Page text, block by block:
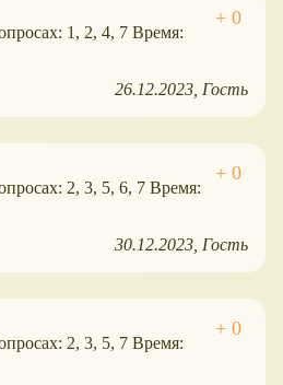
1, 2, 4, 7 Время:
26.12.2023 Гость
2, 3, 5, 6, 7 Время:
30.12.2023 Гость
2, 3, 5, 7 Время: